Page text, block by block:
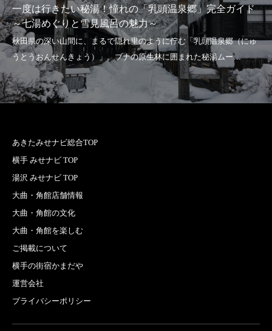
一度は行きたい秘湯！憧れの「乳頭温泉郷」完全ガイド
～七湯めぐりと雪見風呂の魅力～
あきたみせナビ総合TOP
横手 みせナビ TOP
湯沢 みせナビ TOP
大曲・角館店舗情報
大曲・角館の文化
大曲・角館を楽しむ
ご掲載について
横手の街宿かまだや
運営会社
プライバシーポリシー